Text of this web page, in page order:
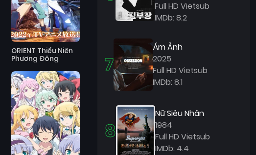
ORIENT Thiếu Niên
Phương Đông
Full HD Vietsub
IMDb: 8.2
7
Ám Ảnh
2025
Full HD Vietsub
IMDb: 8.1
8
Nữ Siêu Nhân
1984
Full HD Vietsub
IMDb: 4.4